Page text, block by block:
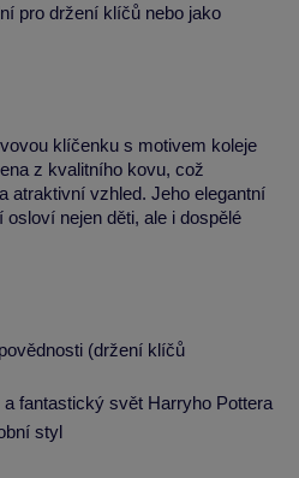
pro držení klíčů nebo jako
klíčenku s motivem koleje
z kvalitního kovu, což
atraktivní vzhled. Jeho elegantní
nejen děti, ale i dospělé
(držení klíčů
fantastický svět Harryho Pottera
styl